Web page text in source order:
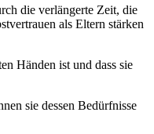
die verlängerte Zeit, die
als Eltern stärken
Händen ist und dass sie
sie dessen Bedürfnisse